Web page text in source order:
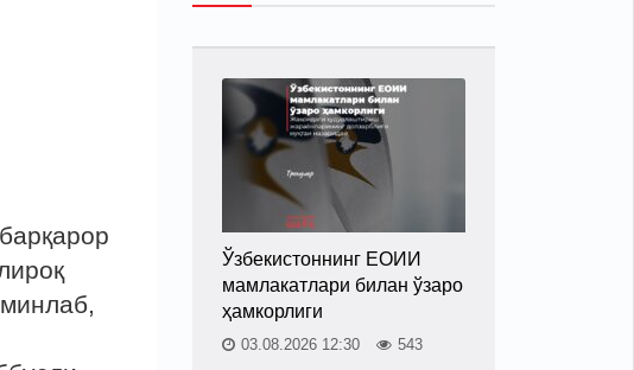
Ўзбекистоннинг ЕОИИ
мамлакатлари билан ўзаро
ҳамкорлиги
03.08.2026 12:30 543